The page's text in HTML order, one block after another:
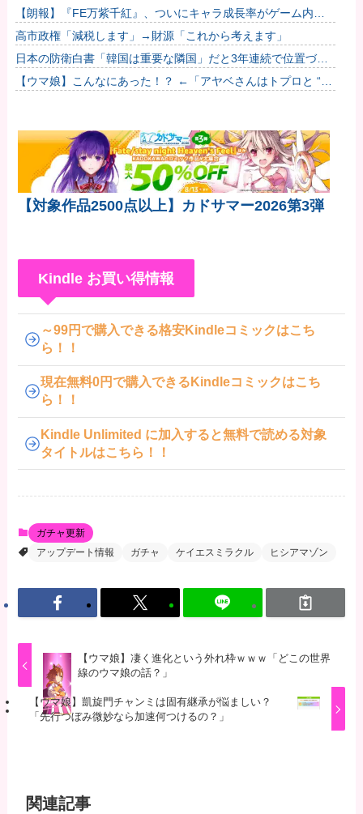
開始】他
【朗報】『FE万紫千紅』、ついにキャラ成長率がゲーム内で
見れるようになる他
高市政権「減税します」→財源「これから考えます」
日本の防衛白書「韓国は重要な隣国」だと3年連続で位置づ
け…韓国メディア！
【ウマ娘】こんなにあった！？ ←「アヤベさんはトプロと “1”
【対象作品2500点以上】カドサマー2026第3弾
Kindle お買い得情報
～99円で購入できる格安Kindleコミックはこち
ら！！
現在無料0円で購入できるKindleコミックはこち
ら！！
Kindle Unlimited に加入すると無料で読める対象
タイトルはこちら！！
ガチャ更新
アップデート情報
ガチャ ケイエスミラクル ヒシアマゾン
【ウマ娘】凄く進化という外れ枠ｗｗｗ「どこの世界
線のウマ娘の話？」
【ウマ娘】凱旋門チャンミは固有継承が悩ましい？
「先行つぼみ微妙なら加速何つけるの？」
関連記事